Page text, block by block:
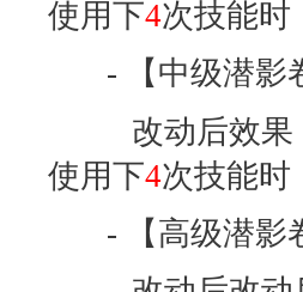
使用下4次技能时
- 【中级潜影
改动后效果
使用下4次技能时
- 【高级潜影